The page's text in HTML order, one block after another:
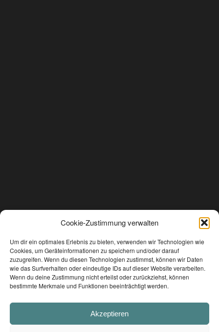
Cookie-Zustimmung verwalten
Um dir ein optimales Erlebnis zu bieten, verwenden wir Technologien wie
Cookies, um Geräteinformationen zu speichern und/oder darauf
zuzugreifen. Wenn du diesen Technologien zustimmst, können wir Daten
wie das Surfverhalten oder eindeutige IDs auf dieser Website verarbeiten.
Wenn du deine Zustimmung nicht erteilst oder zurückziehst, können
bestimmte Merkmale und Funktionen beeinträchtigt werden.
Akzeptieren